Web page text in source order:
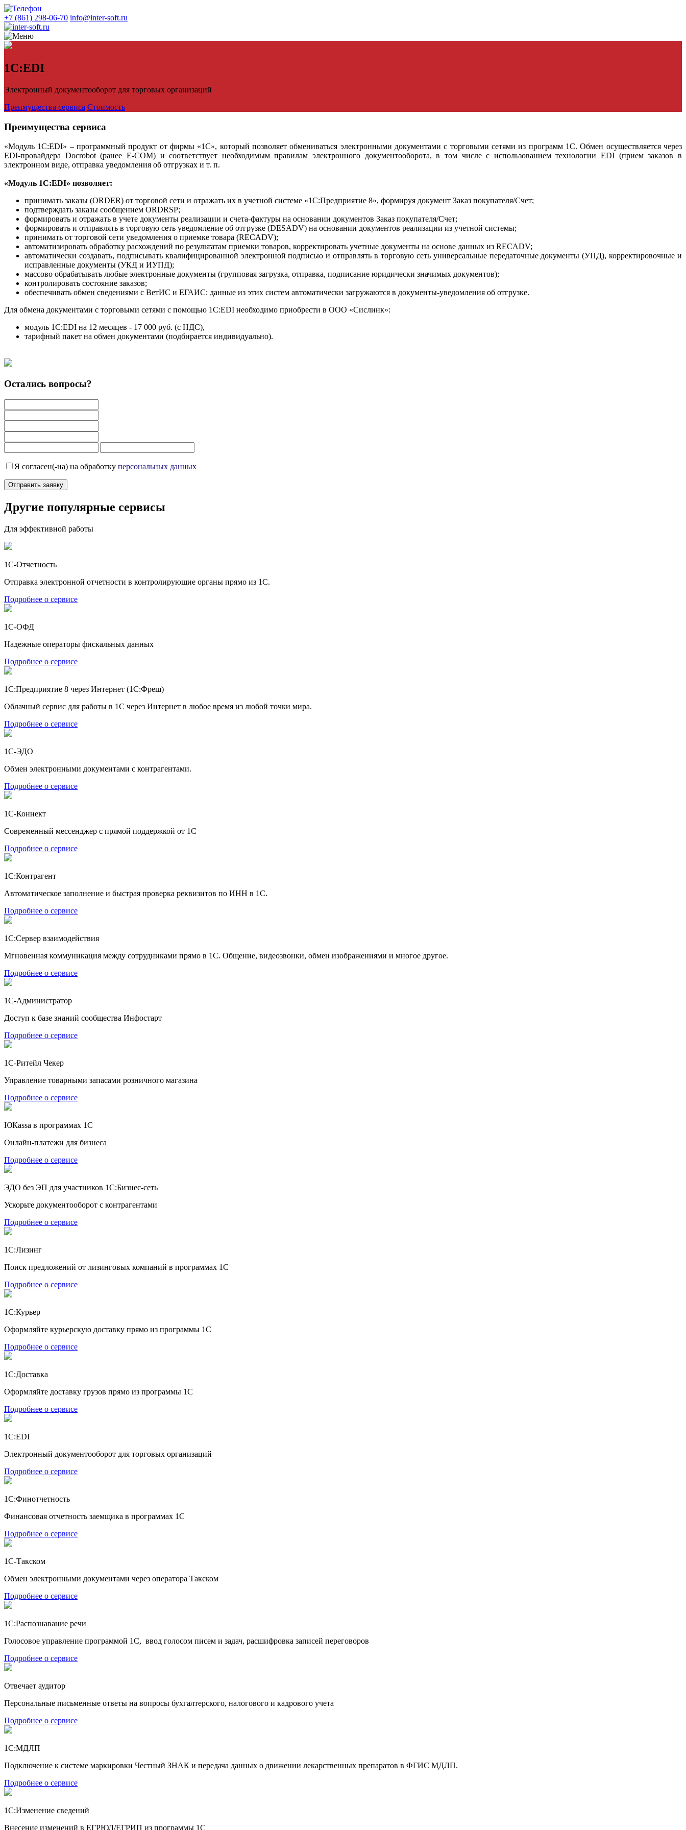
+7 (861) 298-06-70 info@inter-soft.ru
1С:EDI
Электронный документооборот для торговых организаций
Преимущества сервиса Стоимость
Преимущества сервиса
«Модуль 1C:EDI» – программный продукт от фирмы «1С», который позволяет обмениваться электронными документами с торговыми сетями из программ 1С. Обмен осуществляется через
EDI-провайдера Docrobot (ранее E-COM) и соответствует необходимым правилам электронного документооборота, в том числе с использованием технологии EDI (прием заказов в
электронном виде, отправка уведомления об отгрузках и т. п.
«Модуль 1C:EDI» позволяет:
принимать заказы (ORDER) от торговой сети и отражать их в учетной системе «1С:Предприятие 8», формируя документ Заказ покупателя/Счет;
подтверждать заказы сообщением ORDRSP;
формировать и отражать в учете документы реализации и счета-фактуры на основании документов Заказ покупателя/Счет;
формировать и отправлять в торговую сеть уведомление об отгрузке (DESADV) на основании документов реализации из учетной системы;
принимать от торговой сети уведомления о приемке товара (RECADV);
автоматизировать обработку расхождений по результатам приемки товаров, корректировать учетные документы на основе данных из RECADV;
автоматически создавать, подписывать квалифицированной электронной подписью и отправлять в торговую сеть универсальные передаточные документы (УПД), корректировочные и
исправленные документы (УКД и ИУПД);
массово обрабатывать любые электронные документы (групповая загрузка, отправка, подписание юридически значимых документов);
контролировать состояние заказов;
обеспечивать обмен сведениями с ВетИС и ЕГАИС: данные из этих систем автоматически загружаются в документы-уведомления об отгрузке.
Для обмена документами с торговыми сетями с помощью 1С:EDI необходимо приобрести в ООО «Сислинк»:
модуль 1С:EDI на 12 месяцев - 17 000 руб. (с НДС),
тарифный пакет на обмен документами (подбирается индивидуально).
Остались вопросы?
Я согласен(-на) на обработку персональных данных
Другие популярные сервисы
Для эффективной работы
1С-Отчетность
Отправка электронной отчетности в контролирующие органы прямо из 1С.
Подробнее о сервисе
1С-ОФД
Надежные операторы фискальных данных
Подробнее о сервисе
1С:Предприятие 8 через Интернет (1С:Фреш)
Облачный сервис для работы в 1С через Интернет в любое время из любой точки мира.
Подробнее о сервисе
1С-ЭДО
Обмен электронными документами с контрагентами.
Подробнее о сервисе
1С-Коннект
Современный мессенджер с прямой поддержкой от 1С
Подробнее о сервисе
1С:Контрагент
Автоматическое заполнение и быстрая проверка реквизитов по ИНН в 1С.
Подробнее о сервисе
1С:Сервер взаимодействия
Мгновенная коммуникация между сотрудниками прямо в 1С. Общение, видеозвонки, обмен изображениями и многое другое.
Подробнее о сервисе
1С-Администратор
Доступ к базе знаний сообщества Инфостарт
Подробнее о сервисе
1С-Ритейл Чекер
Управление товарными запасами розничного магазина
Подробнее о сервисе
ЮКаssа в программах 1С
Онлайн-платежи для бизнеса
Подробнее о сервисе
ЭДО без ЭП для участников 1С:Бизнес-сеть
Ускорьте документооборот с контрагентами
Подробнее о сервисе
1С:Лизинг
Поиск предложений от лизинговых компаний в программах 1С
Подробнее о сервисе
1С:Курьер
Оформляйте курьерскую доставку прямо из программы 1С
Подробнее о сервисе
1С:Доставка
Оформляйте доставку грузов прямо из программы 1С
Подробнее о сервисе
1С:EDI
Электронный документооборот для торговых организаций
Подробнее о сервисе
1С:Финотчетность
Финансовая отчетность заемщика в программах 1С
Подробнее о сервисе
1С-Такском
Обмен электронными документами через оператора Такском
Подробнее о сервисе
1С:Распознавание речи
Голосовое управление программой 1С, ввод голосом писем и задач, расшифровка записей переговоров
Подробнее о сервисе
Отвечает аудитор
Персональные письменные ответы на вопросы бухгалтерского, налогового и кадрового учета
Подробнее о сервисе
1С:МДЛП
Подключение к системе маркировки Честный ЗНАК и передача данных о движении лекарственных препаратов в ФГИС МДЛП.
Подробнее о сервисе
1С:Изменение сведений
Внесение изменений в ЕГРЮЛ/ЕГРИП из программы 1С